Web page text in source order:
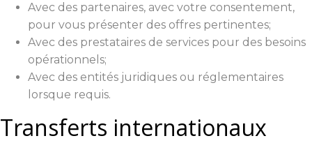
Avec des partenaires, avec votre consentement,
pour vous présenter des offres pertinentes;
Avec des prestataires de services pour des besoins
opérationnels;
Avec des entités juridiques ou réglementaires
lorsque requis.
Transferts internationaux